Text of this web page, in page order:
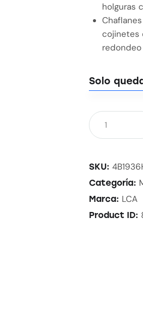
holguras
cojinetes
Solo
SKU:
Categoría:
Marca: LCA
Product ID: